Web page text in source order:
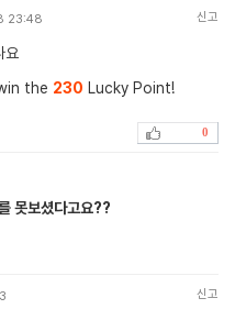
23:48 신고
요
the 230 Lucky Point!
0
못보셨다고요??
신고